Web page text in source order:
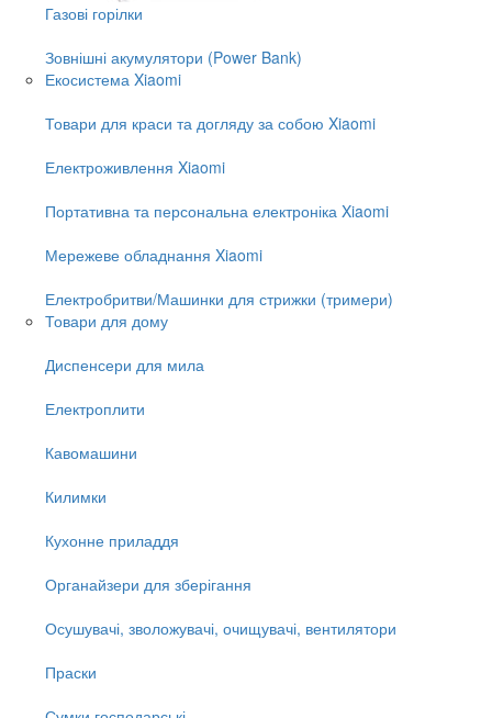
Газові горілки
Зовнішні акумулятори (Power Bank)
Екосистема Xiaomi
Товари для краси та догляду за собою Xiaomi
Електроживлення Xiaomi
Портативна та персональна електроніка Xiaomi
Мережеве обладнання Xiaomi
Електробритви/Машинки для стрижки (тримери)
Товари для дому
Диспенсери для мила
Електроплити
Кавомашини
Килимки
Кухонне приладдя
Органайзери для зберігання
Осушувачі, зволожувачі, очищувачі, вентилятори
Праски